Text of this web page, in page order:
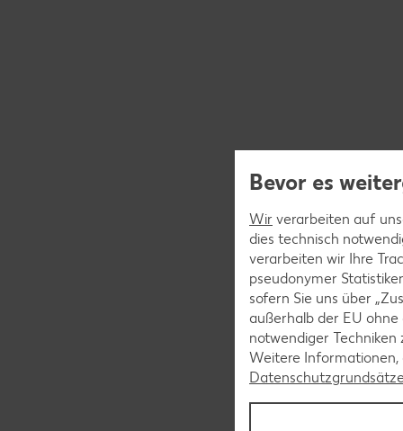
Bevor es
Wir verarbeiten auf
dies technisch
verarbeiten wir Ihre
pseudonymer
sofern Sie uns über
außerhalb der EU ohne
notwendiger Techniken
Weitere Informationen,